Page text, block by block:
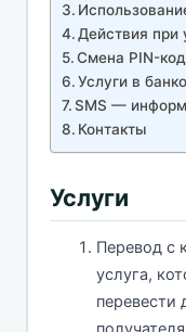
Действия при
Смена PIN-
Услуги в
SMS —
Контакты
Услуги
Перевод с
услуга,
перевести